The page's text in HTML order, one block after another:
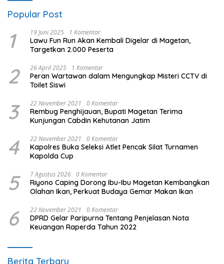
Popular Post
1 19 Juni 2025 1 Komentar
Lawu Fun Run Akan Kembali Digelar di Magetan,
Targetkan 2.000 Peserta
2 26 April 2025 1 Komentar
Peran Wartawan dalam Mengungkap Misteri CCTV di
Toilet Siswi
3 22 November 2021 0 Komentar
Rembug Penghijauan, Bupati Magetan Terima
Kunjungan Cabdin Kehutanan Jatim
4 22 November 2021 0 Komentar
Kapolres Buka Seleksi Atlet Pencak Silat Turnamen
Kapolda Cup
5 7 Agustus 2026 0 Komentar
Riyono Caping Dorong Ibu-Ibu Magetan Kembangkan
Olahan Ikan, Perkuat Budaya Gemar Makan Ikan
6 22 November 2021 0 Komentar
DPRD Gelar Paripurna Tentang Penjelasan Nota
Keuangan Raperda Tahun 2022
Berita Terbaru